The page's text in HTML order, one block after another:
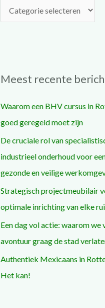
Meest recente
Waarom een BHV cursus in
goed geregeld moet zijn
De cruciale rol van
industrieel onderhoud voor
gezonde en veilige
Strategisch projectmeubilair
optimale inrichting van elke
Een dag vol actie: waarom we
avontuur graag de stad
Authentiek Mexicaans in
Het kan!